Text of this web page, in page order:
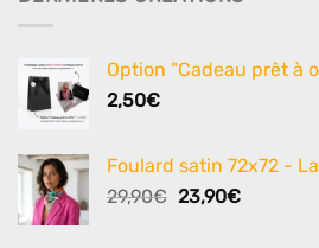
Option "Cadeau prêt à
2,50€
Foulard satin 72x72 -
29,90€ Le
23,90€Le